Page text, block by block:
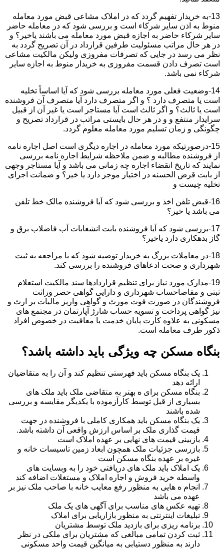
13-به خریدار تفهیم گردد که در املاک مشاعی قبض مورد معامله
منوط به اذن سایر شرکاء است و بررسی شود که در معامله حاضر
سایر شرکاء حاضر به اجازه قبض مورد معامله می باشند یاخیر؟ و
در هر حال مراتب مسئولیت طرفین قرارداد در آن تصریح گردد به
نظر می رسد در جایی که تصرفات مفروزی ولیکن مالکیت مشاعی
است تصرف دادن قسمت مفروزی به خریدار منوط به اجازه سایر
شرکاء نمی باشد.
14-وضعیت فعلی مورد معامله بررسی شود که آیا اساساً تخلیه
است یا متصرف دارد ؟ و اگر متصرف دارد آیا متصرف آن فروشنده
است یا ثالث؟ و اگر ثالث است آیا مستاجر است یا غیر آن از قبیل
سرایدار منتفع و و در هر حال بایستی مراتب در قرارداد تصریح و
چگونگی و زمان تسلیم مورد معامله معلوم گردد.
15-درصورتیکه مورد معامله در اجاره دیگری است اصل اجاره نامه
از فروشنده مطالبه و ضمن ملاحظه شرایط اجاره نامه بررسی
نمایند که تاریخ انقضاء اجاره چه زمانی می باشد و آیا مستاجر وجهی
از بابت قرض الحسنه در اختیار موجر دارد یا خیر؟ و ضمانت اجرای
تخلیه چیست و
16-قبض تلفن اخذ و بررسی شود که آیا فروشنده مالک خط تلفن
می باشد یا خیر؟
17-بررسی شود که آیا فروشنده بابت انشعابات آب فاضلاب برق و
گاز بدهکاری دارد یاخیر؟
18-در معاملات بزرگ به خریدار توصیه شود که با مراجعه به ثبت
شهرداری و صحت ادعاهای فروشنده را بررسی کند.
19-مدارک مورد نیاز برای تنظیم قراردادها سند مالکیت استعلام
ثبتی و مفاصاحساب شهرداری و دارایی گواهی حصر وراثت
فروشندگان در صورت فوت مورث و گواهی واریز مالیات بر ارث و
نیز گواهی پرداخت و تسویه حساب شارژ آپارتمان در مجتمع های
مسکونی به علاوه کارت پایان خدمت یا معافیت در خصوص افراد
ذکور طرف معامله است.
بنگاه مسکن چه ویژگی باید داشته باشد؟
یک بنگاه مسکن باید فهرستی تنظیم کند و آن را به متقاضیان
ارائه دهد
بنگاه مسکن برای ه بهتر به متقاضی ملک باید ملک های
بسیاری از قبل توسط کارآزموده با یکدیگر مقایسه و بررسی
شده باشند
یک بنگاه مسکن باید همکاری کاملی با فروشنده در جهت
قیمت گذاری ملک بر اساس ارزش واقعی آن داشته باشد.
بازبینی قیمت های نهایی بر عهده املاک است
بازرسی جزئیات ملک همچون ابعاد زمین تاسیسات خانه و
غیره بر عهده بنگاه مسکن است
یک املاک باید ملک های دریافتی خود را به وبسایت های
واسطه خرید فروش و اجاره املاک و مستغلات اضافه کند
انجام ه هایی به منظور رفع معایب خانه با صاحب ملک نیز بر
عهده می باشد
تهیه عکس های مناسب برای آگهی های یک ملک
تبلیغات اینترنتی به منظور بازاریابی برای املاک
برنامه ریزی برای بازدید ملک توسط مشتریان
ثبت کردن تمامی مبالغی که مشتریان برای ملکی در نظر
دارند به منظور دستیابی به میانگین قیمت واحد مسکونی